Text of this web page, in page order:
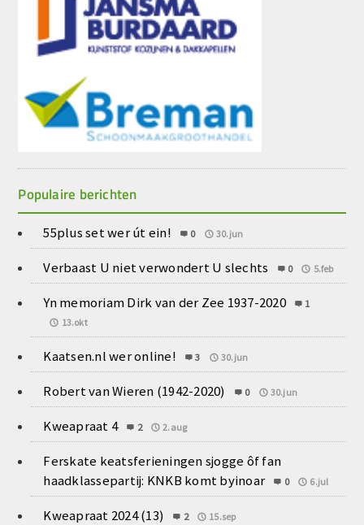
Populaire berichten
55plus set wer út ein! 0 30.jun
Verbaast U niet verwondert U slechts 0 5.feb
Yn memoriam Dirk van der Zee 1937-2020
1
13.okt
Kaatsen.nl wer online! 3 30.jun
Robert van Wieren (1942-2020) 0 30.jun
Kweapraat 4 2 2.aug
Ferskate keatsferieningen sjogge ôf fan
haadklassepartij: KNKB komt byinoar
0 6.jul
Kweapraat 2024 (13) 2 15.sep